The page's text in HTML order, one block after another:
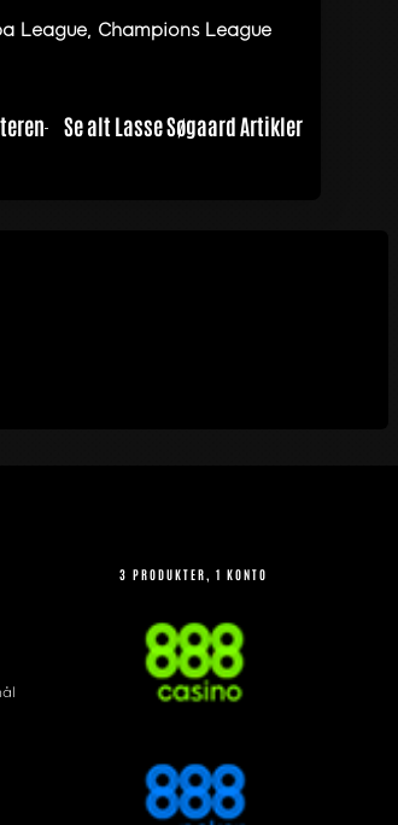
League, Champions League
Se alt Lasse Søgaard Artikler
3 PRODUKTER, 1 KONTO